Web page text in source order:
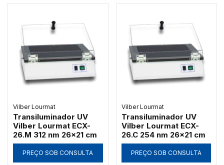
Vilber Lourmat
Transiluminador UV
Vilber Lourmat ECX-
26.M 312 nm 26x21 cm
PREÇO SOB CONSULTA
Vilber Lourmat
Transiluminador UV
Vilber Lourmat ECX-
26.C 254 nm 26x21 cm
PREÇO SOB CONSULTA